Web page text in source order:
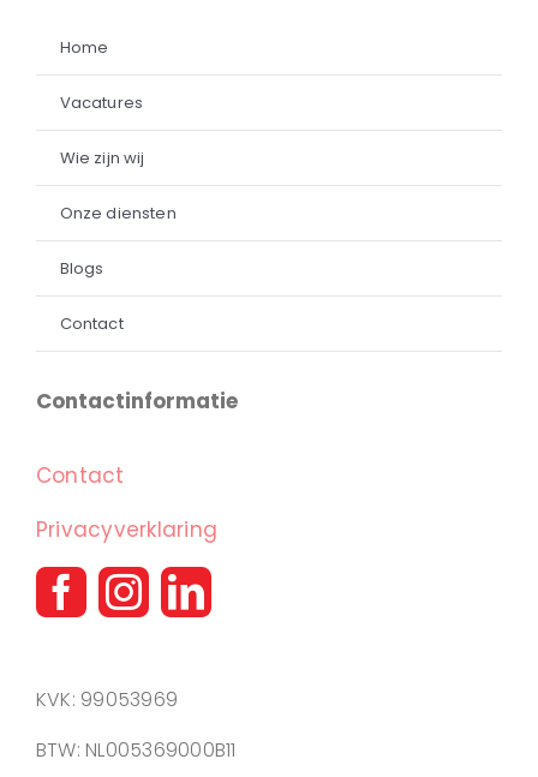
Home
Vacatures
Wie zijn wij
Onze diensten
Blogs
Contact
Contactinformatie
Contact
Privacyverklaring
KVK: 99053969
BTW: NL005369000B11